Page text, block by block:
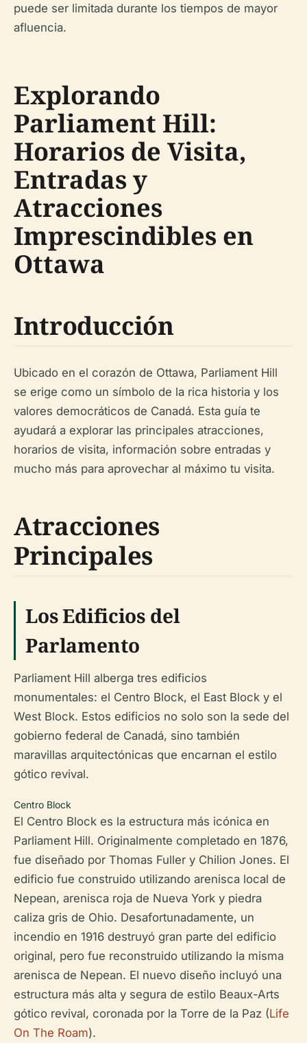
puede ser limitada durante los tiempos de mayor
afluencia.
Explorando
Parliament Hill:
Horarios de Visita,
Entradas y
Atracciones
Imprescindibles en
Ottawa
Introducción
Ubicado en el corazón de Ottawa, Parliament Hill
se erige como un símbolo de la rica historia y los
valores democráticos de Canadá. Esta guía te
ayudará a explorar las principales atracciones,
horarios de visita, información sobre entradas y
mucho más para aprovechar al máximo tu visita.
Atracciones
Principales
Los Edificios del
Parlamento
Parliament Hill alberga tres edificios
monumentales: el Centro Block, el East Block y el
West Block. Estos edificios no solo son la sede del
gobierno federal de Canadá, sino también
maravillas arquitectónicas que encarnan el estilo
gótico revival.
Centro Block
El Centro Block es la estructura más icónica en
Parliament Hill. Originalmente completado en 1876,
fue diseñado por Thomas Fuller y Chilion Jones. El
edificio fue construido utilizando arenisca local de
Nepean, arenisca roja de Nueva York y piedra
caliza gris de Ohio. Desafortunadamente, un
incendio en 1916 destruyó gran parte del edificio
original, pero fue reconstruido utilizando la misma
arenisca de Nepean. El nuevo diseño incluyó una
estructura más alta y segura de estilo Beaux-Arts
gótico revival, coronada por la Torre de la Paz (Life
On The Roam).